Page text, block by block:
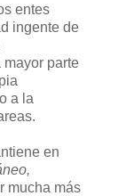
entes
ingente de
mayor parte
a la
en
mucha más